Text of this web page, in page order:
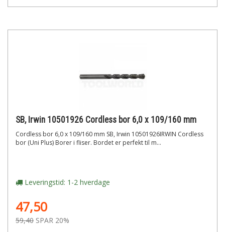
SB, Irwin 10501926 Cordless bor 6,0 x 109/160 mm
Cordless bor 6,0 x 109/160 mm SB, Irwin 10501926IRWIN Cordless
bor (Uni Plus) Borer i fliser. Bordet er perfekt til m...
Leveringstid: 1-2 hverdage
47,50
59,40 SPAR 20%